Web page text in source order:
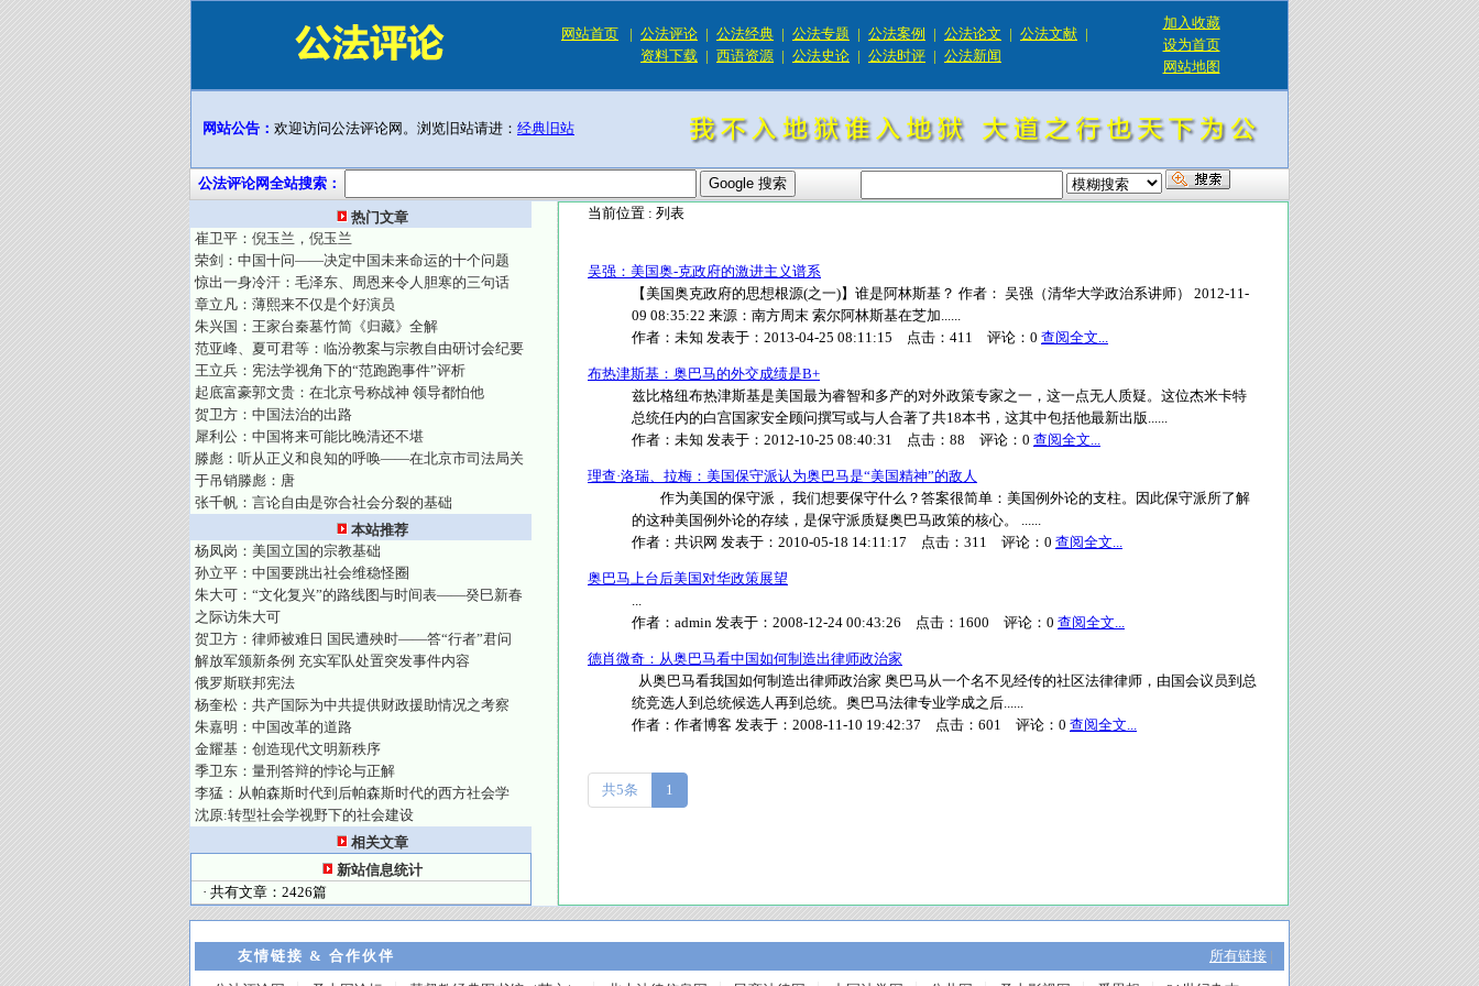
网站首页 | 公法评论 | 公法经典 | 公法专题 | 公法案例 | 公法论文 | 公法文献 |
资料下载 | 西语资源 | 公法史论 | 公法时评 | 公法新闻
加入收藏
设为首页
网站地图
网站公告： 欢迎访问公法评论网。浏览旧站请进： 经典旧站
公法评论网全站搜索：
热门文章
崔卫平：倪玉兰，倪玉兰
荣剑：中国十问——决定中国未来命运的十个问题
惊出一身冷汗：毛泽东、周恩来令人胆寒的三句话
章立凡：薄熙来不仅是个好演员
朱兴国：王家台秦墓竹简《归藏》全解
范亚峰、夏可君等：临汾教案与宗教自由研讨会纪要
王立兵：宪法学视角下的“范跑跑事件”评析
起底富豪郭文贵：在北京号称战神 领导都怕他
贺卫方：中国法治的出路
犀利公：中国将来可能比晚清还不堪
滕彪：听从正义和良知的呼唤——在北京市司法局关
于吊销滕彪：唐
张千帆：言论自由是弥合社会分裂的基础
本站推荐
杨凤岗：美国立国的宗教基础
孙立平：中国要跳出社会维稳怪圈
朱大可：“文化复兴”的路线图与时间表——癸巳新春
之际访朱大可
贺卫方：律师被难日 国民遭殃时——答“行者”君问
解放军颁新条例 充实军队处置突发事件内容
俄罗斯联邦宪法
杨奎松：共产国际为中共提供财政援助情况之考察
朱嘉明：中国改革的道路
金耀基：创造现代文明新秩序
季卫东：量刑答辩的悖论与正解
李猛：从帕森斯时代到后帕森斯时代的西方社会学
沈原:转型社会学视野下的社会建设
相关文章
新站信息统计
· 共有文章：2426篇
当前位置 : 列表
吴强：美国奥-克政府的激进主义谱系
【美国奥克政府的思想根源(之一)】谁是阿林斯基？ 作者： 吴强（清华大学政治系讲师） 2012-11-
09 08:35:22 来源：南方周末 索尔阿林斯基在芝加......
作者： 未知 发表于： 2013-04-25 08:11:15 点击： 411 评论： 0 查阅全文...
布热津斯基：奥巴马的外交成绩是B+
兹比格纽布热津斯基是美国最为睿智和多产的对外政策专家之一，这一点无人质疑。这位杰米卡特
总统任内的白宫国家安全顾问撰写或与人合著了共18本书，这其中包括他最新出版......
作者： 未知 发表于： 2012-10-25 08:40:31 点击： 88 评论： 0 查阅全文...
理查·洛瑞、拉梅：美国保守派认为奥巴马是“美国精神”的敌人
作为美国的保守派， 我们想要保守什么？答案很简单：美国例外论的支柱。因此保守派所了解
的这种美国例外论的存续，是保守派质疑奥巴马政策的核心。 ......
作者： 共识网 发表于： 2010-05-18 14:11:17 点击： 311 评论： 0 查阅全文...
奥巴马上台后美国对华政策展望
...
作者： admin 发表于： 2008-12-24 00:43:26 点击： 1600 评论： 0 查阅全文...
德肖微奇：从奥巴马看中国如何制造出律师政治家
从奥巴马看我国如何制造出律师政治家 奥巴马从一个名不见经传的社区法律律师，由国会议员到总
统竞选人到总统候选人再到总统。奥巴马法律专业学成之后......
作者： 作者博客 发表于： 2008-11-10 19:42:37 点击： 601 评论： 0 查阅全文...
共5条 1
友情链接 & 合作伙伴 所有链接 |